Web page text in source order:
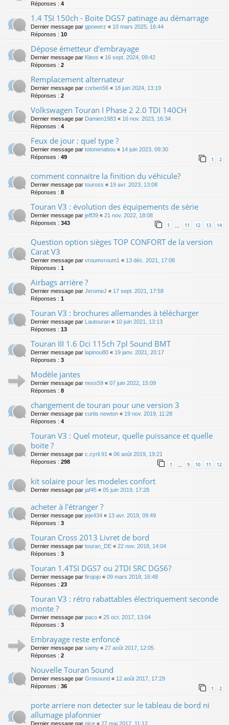
Réponses : 4
1.4 TSI 150ch - Boite DGS7 patinage au démarrage
Dernier message par gpowerz « 10 mars 2025, 16:44
Réponses : 10
Dépose émetteur d'embrayage
Dernier message par Kleos « 16 sept. 2024, 09:42
Réponses : 2
Remplacement alternateur
Dernier message par corben56 « 18 juin 2024, 13:19
Réponses : 2
Volkswagen Touran I Phase 2 2.0 TDI 140CH
Dernier message par Damien1983 « 16 nov. 2023, 16:34
Réponses : 4
Feux de jour : quel type ?
Dernier message par totonenabou « 14 juin 2023, 09:30
Réponses : 49 1 2
comment connaitre la finition du véhicule?
Dernier message par touross « 19 avr. 2023, 13:08
Réponses : 8
Touran V3 : évolution des équipements de série
Dernier message par jeff39 « 21 nov. 2022, 18:08
Réponses : 343 1 … 11 12 13 14
Question option sièges TOP CONFORT de la version
Carat V3
Dernier message par vroumvroum1 « 13 déc. 2021, 17:08
Réponses : 1
Airbags arrière ?
Dernier message par JeromeJ « 17 sept. 2021, 17:58
Réponses : 1
Touran V3 : brochures allemandes à télécharger
Dernier message par Lautouran « 10 juin 2021, 13:13
Réponses : 13
Touran III 1.6 Dci 115ch 7pl Sound BMT
Dernier message par lapinou80 « 19 janv. 2021, 20:17
Réponses : 3
Modèle jantes
Dernier message par ness59 « 07 juin 2022, 15:09
Réponses : 8
changement de touran pour une version 3
Dernier message par curtis newton « 19 nov. 2019, 11:28
Réponses : 4
Touran V3 : Quel moteur, quelle puissance et quelle
boite ?
Dernier message par c.cyril.91 « 06 août 2019, 19:21
Réponses : 298 1 9 10 11 12
kit solaire pour les modeles confort
Dernier message par jaf45 « 05 juin 2019, 17:28
acheter à l'étranger ?
Dernier message par jeje434 « 13 avr. 2019, 09:49
Réponses : 3
Touran Cross 2013 Livret de bord
Dernier message par touran_DE « 22 nov. 2018, 14:04
Réponses : 3
Touran 1.4TSI DGS7 ou 2TDI SRC DGS6?
Dernier message par firojojo « 09 mars 2018, 16:48
Réponses : 23
Touran V3 : rétro rabattables électriquement seconde
monte ?
Dernier message par paco « 25 oct. 2017, 13:04
Réponses : 3
Embrayage reste enfoncé
Dernier message par samy « 27 août 2017, 12:05
Réponses : 2
Nouvelle Touran Sound
Dernier message par Grosound « 12 août 2017, 17:29
Réponses : 36 1 2
porte arriere non detecter sur le tableau de bord ni
allumage plafonnier
Dernier message par nice « 27 mai 2017, 11:12